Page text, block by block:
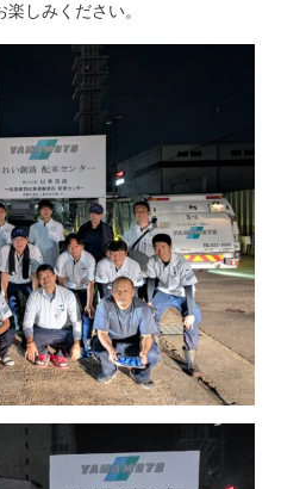
しみください。